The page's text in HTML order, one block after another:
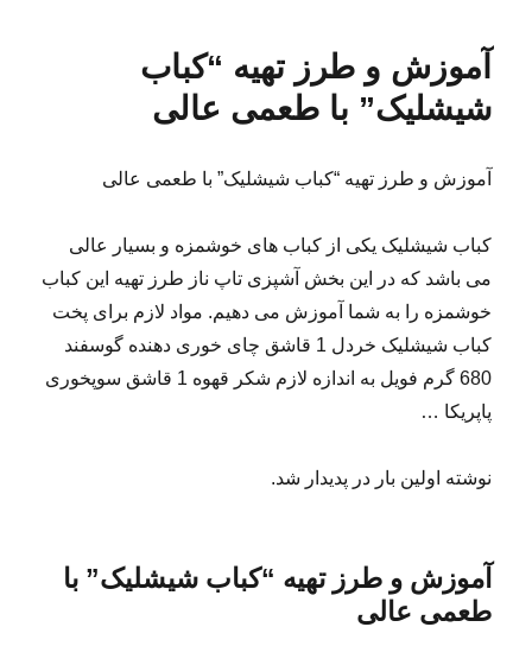
آموزش و طرز تهیه “کباب
شیشلیک” با طعمی عالی
آموزش و طرز تهیه “کباب شیشلیک” با طعمی عالی
کباب شیشلیک یکی از کباب های خوشمزه و بسیار عالی
می باشد که در این بخش آشپزی تاپ ناز طرز تهیه این کباب
خوشمزه را به شما آموزش می دهیم. مواد لازم برای پخت
کباب شیشلیک خردل 1 قاشق چای خوری دهنده گوسفند
680 گرم فویل به اندازه لازم شکر قهوه 1 قاشق سوپخوری
پاپریکا …
نوشته اولین بار در پدیدار شد.
آموزش و طرز تهیه “کباب شیشلیک” با
طعمی عالی